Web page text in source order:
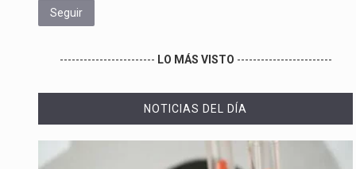
Seguir
------------------------ LO MÁS VISTO ------------------------
NOTICIAS DEL DÍA